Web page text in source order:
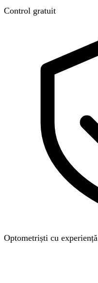
Control gratuit
Optometriști cu experiență